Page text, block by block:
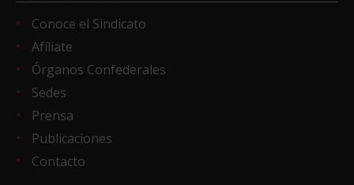
Conoce el Sindicato
Afíliate
Órganos Confederales
Sedes
Prensa
Publicaciones
Contacto